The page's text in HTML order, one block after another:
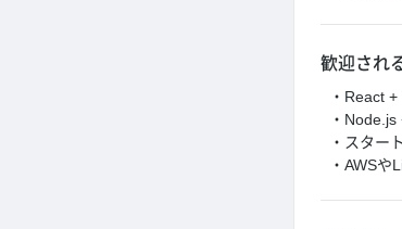
歓迎され
・React
・
・スター
・AWS